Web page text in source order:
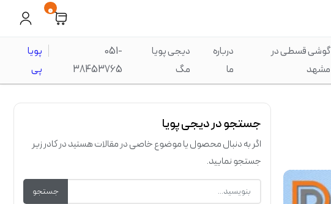
0
گوشی قسطی در
مشهد
درباره
ما
دیجی پویا
مگ
051-
38453765
پویا
پی
جستجو در دیجی پویا
اگر به دنبال محصول یا موضوع خاصی در مقالات هستید در کادر زیر
جستجو نمایید.
جستجو